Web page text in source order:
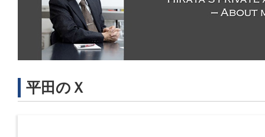
平田のＸ